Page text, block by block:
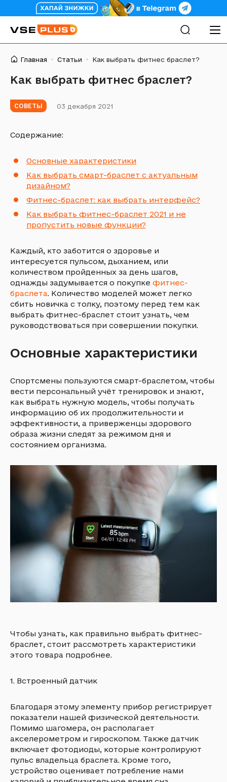
Главная Статьи Как выбрать фитнес браслет?
Как выбрать фитнес браслет?
СОВЕТЫ 03 декабря 2021
Содержание:
Основные характеристики
Как выбрать смарт-браслет с актуальным
дизайном?
Фитнес-браслет: как выбрать интерфейс?
Как выбрать фитнес-браслет 2021 и не
пропустить новые функции?
Каждый, кто заботится о здоровье и
интересуется пульсом, дыханием, или
количеством пройденных за день шагов,
однажды задумывается о покупке фитнес-
браслета. Количество моделей может легко
сбить новичка с толку, поэтому перед тем как
выбрать фитнес-браслет стоит узнать, чем
руководствоваться при совершении покупки.
Основные характеристики
Спортсмены пользуются смарт-браслетом, чтобы
вести персональный учёт тренировок и знают,
как выбрать нужную модель, чтобы получать
информацию об их продолжительности и
эффективности, а приверженцы здорового
образа жизни следят за режимом дня и
состоянием организма.
Чтобы узнать, как правильно выбрать фитнес-
браслет, стоит рассмотреть характеристики
этого товара подробнее.
1. Встроенный датчик
Благодаря этому элементу прибор регистрирует
показатели нашей физической деятельности.
Помимо шагомера, он располагает
акселерометром и гироскопом. Также датчик
включает фотодиоды, которые контролируют
пульс владельца браслета. Кроме того,
устройство оценивает потребление нами